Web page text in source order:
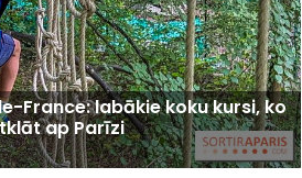
France: labākie koku kursi, ko
ap Parīzi